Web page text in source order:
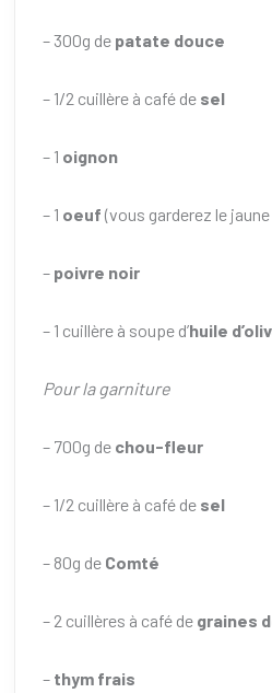
– 300g de patate douce
– 1/2 cuillère à café de sel
– 1 oignon
– 1 oeuf (vous garderez le
– poivre noir
– 1 cuillère à soupe d’huile
Pour la garniture
– 700g de chou-fleur
– 1/2 cuillère à café de sel
– 80g de Comté
– 2 cuillères à café de graines
– thym frais